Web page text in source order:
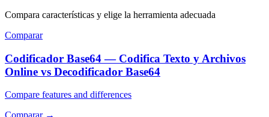
Compara características y elige la herramienta adecuada
Comparar
Codificador Base64 — Codifica Texto y Archivos
Online vs Decodificador Base64
Compare features and differences